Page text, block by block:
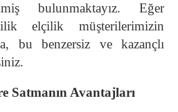
bulunmaktayız. Eğer
elçilik müşterilerimizin
bu benzersiz ve kazançlı
Satmanın Avantajları